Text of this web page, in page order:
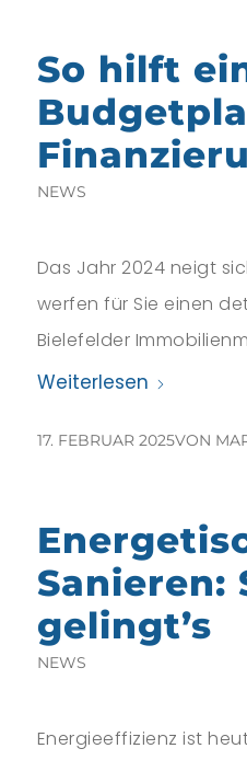
So hilft
NEWS
Das Jahr 2024 neigt
werfen für Sie einen
Bielefelder
Weiterlesen
17. FEBRUAR 2025VON
Sanieren:
gelingt’s
NEWS
Energieeffizienz ist